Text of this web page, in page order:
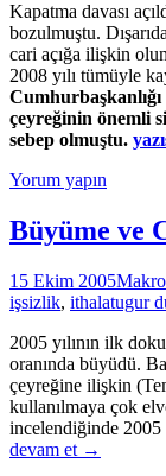
Kapatma davası
bozulmuştu.
cari açığa ilişkin
2008 yılı tümüyle
Cumhurbaşkanlığı
çeyreğinin önemli
sebep olmuştu.
Yorum yapın
Büyüme ve
15 Ekim 2005
işsizlik, ithalatugur
2005 yılının ilk
oranında büyüdü.
çeyreğine ilişkin
kullanılmaya çok
incelendiğinde 2005
devam et →